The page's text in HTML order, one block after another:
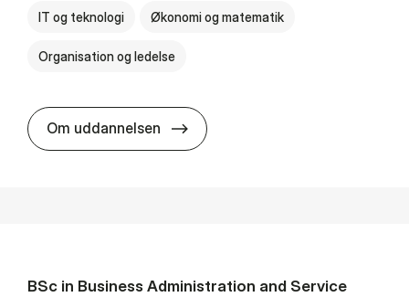
IT og teknologi Økonomi og matematik
Organisation og ledelse
Om uddannelsen BSc in Busi­ness Ad­min­is­tra­tion
BSc in Busi­ness Ad­min­is­tra­tion and Ser­vice